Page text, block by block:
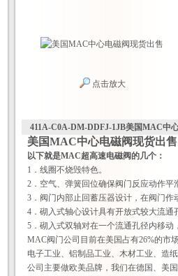
点击放大
411A-C0A-DM-DDFJ-1JB美国MAC中
美国MAC中心电磁阀现货出售
以下就是MAC超高速电磁阀的几个：
1．线圈不烧毁特色。
2．空气、弹簧回位确保阀门反应动作平
3．阀门内部止回蓄压器设计，在阀门作
4．砌入式轴心设计具有开放式较大流通
5．砌入式双轴对在一个流通孔径内移动
MAC阀门公司目前在美国占有26%的市
电子工业、铝制品工业、木材工业、造
公司主要做欧美品牌，我们在德国、美